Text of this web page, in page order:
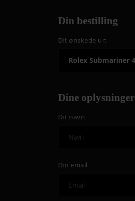
Din bestilling
Dit ønskede ur:
Dine oplysninger
Dit navn
Din email